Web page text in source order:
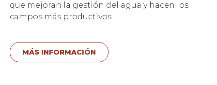
que mejoran la gestión del agua y hacen los
campos más productivos.
MÁS INFORMACIÓN